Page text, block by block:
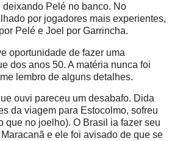
deixando Pelé no banco. No
por jogadores mais experientes,
Pelé e Joel por Garrincha.
oportunidade de fazer uma
dos anos 50. A matéria nunca foi
lembro de alguns detalhes.
ouvi pareceu um desabafo. Dida
da viagem para Estocolmo, sofreu
que no joelho). O Brasil ia fazer seu
e ele foi avisado de que se